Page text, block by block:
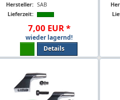
Hersteller: SAB
Lieferzeit:
7,00 EUR *
wieder lagernd!
Details